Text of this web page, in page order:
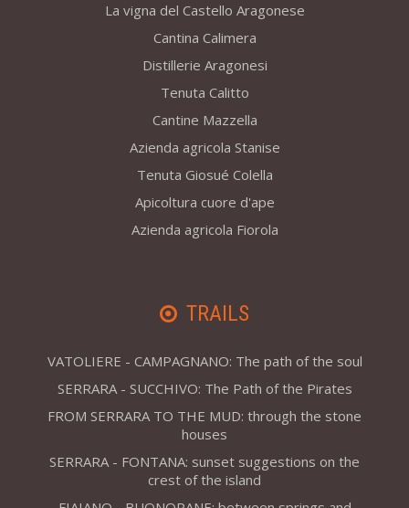
La vigna del Castello Aragonese
Cantina Calimera
Distillerie Aragonesi
Tenuta Calitto
Cantine Mazzella
Azienda agricola Stanise
Tenuta Giosué Colella
Apicoltura cuore d'ape
Azienda agricola Fiorola
TRAILS
VATOLIERE - CAMPAGNANO: The path of the soul
SERRARA - SUCCHIVO: The Path of the Pirates
FROM SERRARA TO THE MUD: through the stone
houses
SERRARA - FONTANA: sunset suggestions on the
crest of the island